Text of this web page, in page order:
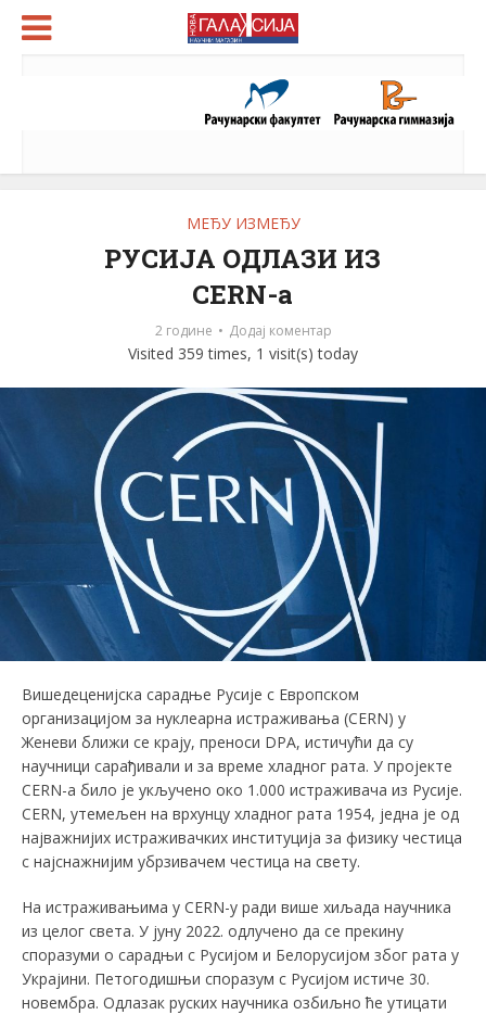
МЕЂУ ИЗМЕЂУ
РУСИЈА ОДЛАЗИ ИЗ
CERN-а
2 године Додај коментар
Visited 359 times, 1 visit(s) today
Вишедеценијска сарадње Русије с Европском
организацијом за нуклеарна истраживања (CERN) у
Женеви ближи се крају, преноси DPA, истичући да су
научници сарађивали и за време хладног рата. У пројекте
CERN-а било је укључено око 1.000 истраживача из Русије.
CERN, утемељен на врхунцу хладног рата 1954, једна је од
најважнијих истраживачких институција за физику честица
с најснажнијим убрзивачем честица на свету.
На истраживањима у CERN-у ради више хиљада научника
из целог света. У јуну 2022. одлучено да се прекину
споразуми о сарадњи с Русијом и Белорусијом због рата у
Украјини. Петогодишњи споразум с Русијом истиче 30.
новембра. Одлазак руских научника озбиљно ће утицати